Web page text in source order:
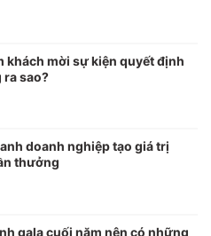
khách mời sự kiện quyết định
ra sao?
doanh nghiệp tạo giá trị
thưởng
gala cuối năm nên có những